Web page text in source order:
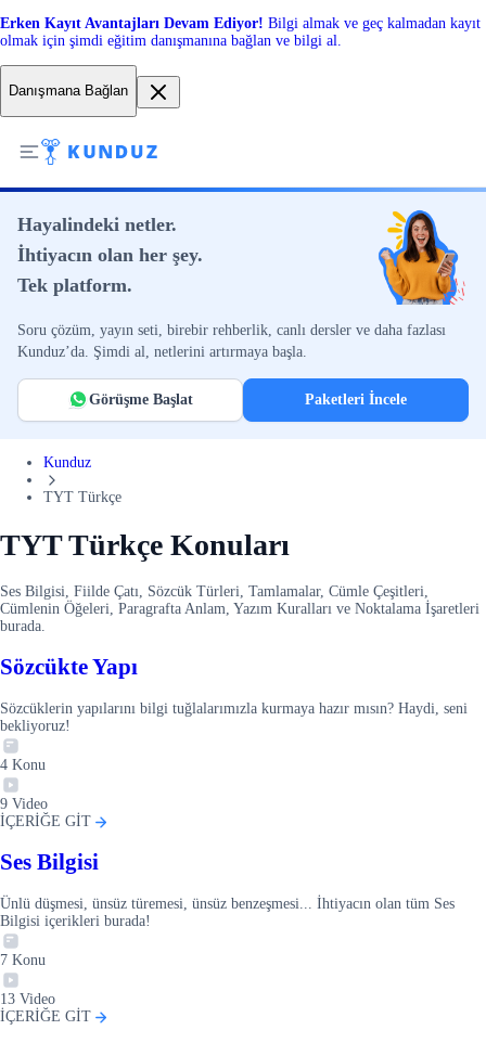
Erken Kayıt Avantajları Devam Ediyor! Bilgi almak ve geç kalmadan kayıt
olmak için şimdi eğitim danışmanına bağlan ve bilgi al.
Danışmana Bağlan
Hayalindeki netler.
İhtiyacın olan her şey.
Tek platform.
Soru çözüm, yayın seti, birebir rehberlik, canlı dersler ve daha fazlası
Kunduz’da. Şimdi al, netlerini artırmaya başla.
Görüşme Başlat Paketleri İncele
Kunduz
TYT Türkçe
TYT Türkçe Konuları
Ses Bilgisi, Fiilde Çatı, Sözcük Türleri, Tamlamalar, Cümle Çeşitleri,
Cümlenin Öğeleri, Paragrafta Anlam, Yazım Kuralları ve Noktalama İşaretleri
burada.
Sözcükte Yapı
Sözcüklerin yapılarını bilgi tuğlalarımızla kurmaya hazır mısın? Haydi, seni
bekliyoruz!
4 Konu
9 Video
İÇERİĞE GİT
Ses Bilgisi
Ünlü düşmesi, ünsüz türemesi, ünsüz benzeşmesi... İhtiyacın olan tüm Ses
Bilgisi içerikleri burada!
7 Konu
13 Video
İÇERİĞE GİT